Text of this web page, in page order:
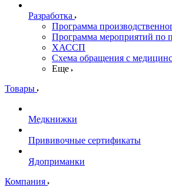
Разработка
Программа
Программа мероприятий по
ХАССП
Схема обращения с
Еще
Товары
Медкнижки
Прививочные сертификаты
Ядоприманки
Компания